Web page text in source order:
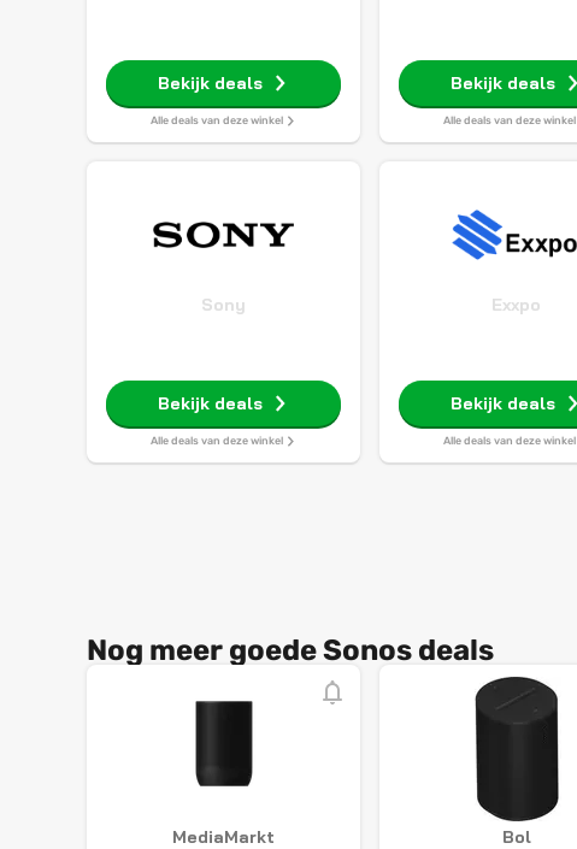
Bekijk deals
Alle deals van deze winkel
Bekijk deals
Alle deals van deze winkel
Sony
Bekijk deals
Alle deals van deze winkel
Exxpo
Bekijk deals
Alle deals van deze winkel
Nog meer goede Sonos deals
MediaMarkt Bol